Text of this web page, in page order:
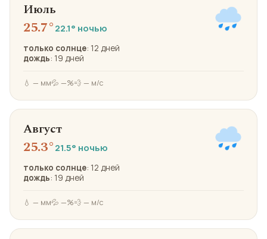
Июль
25.7°22.1° ночью
только солнце: 12 дней
дождь: 19 дней
💧 — мм💦 —%💨 — м/с
Август
25.3°21.5° ночью
только солнце: 12 дней
дождь: 19 дней
💧 — мм💦 —%💨 — м/с